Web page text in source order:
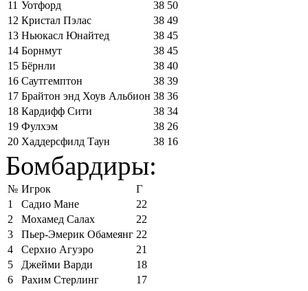
11 Уотфорд 38 50
12 Кристал Пэлас 38 49
13 Ньюкасл Юнайтед 38 45
14 Борнмут 38 45
15 Бёрнли 38 40
16 Саутгемптон 38 39
17 Брайтон энд Хоув Альбион 38 36
18 Кардифф Сити 38 34
19 Фулхэм 38 26
20 Хаддерсфилд Таун 38 16
Бомбардиры:
№ Игрок
Г
1
Садио Мане
22
2
Мохамед Салах
22
3
Пьер-Эмерик Обамеянг 22
4
Серхио Агуэро
21
5
Джейми Варди
18
6
Рахим Стерлинг
17